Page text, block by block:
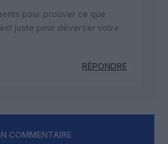
pour prouver ce que
juste pour déverser votre
RÉPONDRE
COMMENTAIRE